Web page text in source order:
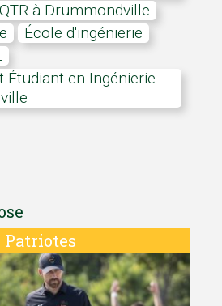
à Drummondville
École d'ingénierie
Patriotes